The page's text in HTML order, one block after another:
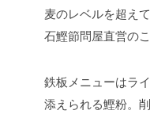
麦のレベルを超え
石鰹節問屋直営の
鉄板メニューはラ
添えられる鰹粉。